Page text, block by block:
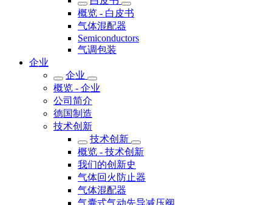
概览 - 白皮书
气体混配器
Semiconductors
气调包装
企业
企业
概览 - 企业
公司简介
德国制造
技术创新
技术创新
概览 - 技术创新
我们的创新史
气体回火防止器
气体混配器
气囊式气动先导减压阀